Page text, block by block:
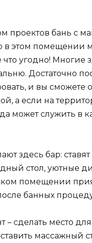
проектов бань с
в этом помещении
что угодно! Многие
Достаточно
и вы сможете
а если на
может служить в
здесь бар:
стол, уютные
помещении
банных
– сделать место для
массажный